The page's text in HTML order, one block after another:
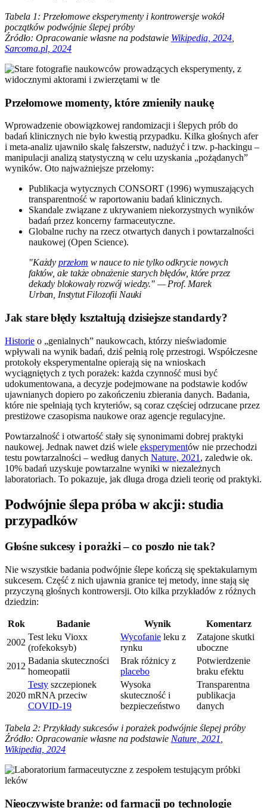
Tabela 1: Przełomowe eksperymenty i kontrowersje wokół
początków podwójnie ślepej próby
Źródło: Opracowanie własne na podstawie Wikipedia, 2024
Sarcoma.pl, 2024
Przełomowe momenty, które zmieniły naukę
Wprowadzenie obowiązkowej randomizacji i ślepych prób do
badań klinicznych nie było kwestią przypadku. Kilka głośnych afer
i meta-analiz ujawniło skalę fałszerstw, nadużyć i tzw. p-hackingu –
manipulacji analizą statystyczną w celu uzyskania „pożądanych”
wyników. Oto najważniejsze przełomy:
Publikacja wytycznych CONSORT (1996) wymuszających
transparentność w raportowaniu badań klinicznych.
Skandale związane z ukrywaniem niekorzystnych wyników
badań przez koncerny farmaceutyczne.
Globalne ruchy na rzecz otwartych danych i powtarzalności
naukowej (Open Science).
"Każdy przełom w nauce to nie tylko odkrycie nowych
faktów, ale także obnażenie starych błędów, które przez
dekady blokowały rozwój wiedzy." — Prof. Marek
Urban, Instytut Filozofii Nauki
Jak stare błędy kształtują dzisiejsze standardy?
Historie o „genialnych” naukowcach, którzy nieświadomie
wpływali na wynik badań, dziś pełnią rolę przestrogi. Współczesne
protokoły eksperymentalne opierają się na wnioskach
wyciągniętych z tych porażek: każda czynność musi być
udokumentowana, a decyzje podejmowane na podstawie kodów
ujawnianych dopiero po zakończeniu zbierania danych. Badania,
które nie spełniają tych kryteriów, są coraz częściej odrzucane przez
prestiżowe czasopisma naukowe oraz agencje regulacyjne.
Powtarzalność i otwartość stały się synonimami dobrej praktyki
naukowej. Jednak nawet dziś wiele eksperymentów nie przechodzi
testu powtarzalności – według danych Nature, 2021 , zaledwie ok.
10% badań uzyskuje powtarzalne wyniki w niezależnych
laboratoriach. To pokazuje, jak długa droga dzieli teorię od praktyki.
Podwójnie ślepa próba w akcji: studia
przypadków
Głośne sukcesy i porażki – co poszło nie tak?
Nie wszystkie badania podwójnie ślepe kończą się spektakularnym
sukcesem. Część z nich ujawnia granice tej metody, inne stają się
przyczyną głośnych kontrowersji. Oto kilka przykładów z różnych
dziedzin:
Rok Badanie Wynik
Komentarz
2002
Test leku Vioxx
(rofekoksyb)
Wycofanie leku z
rynku
Zatajone skutki
uboczne
2012
Badania skuteczności
homeopatii
Brak różnicy z
placebo
Potwierdzenie
braku efektu
2020
Testy szczepionek
mRNA przeciw
COVID-19
Wysoka
skuteczność i
bezpieczeństwo
Transparentna
publikacja
danych
Tabela 2: Przykłady sukcesów i porażek podwójnie ślepej próby
Źródło: Opracowanie własne na podstawie Nature, 2021
Wikipedia, 2024
Nieoczywiste branże: od farmacji po technologie